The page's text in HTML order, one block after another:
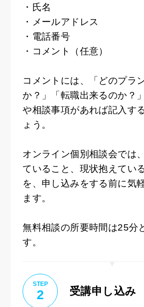
・氏名
・メールアドレス
・電話番号
・コメント（任意）
コメントには、「どのプラ
か？」「転職出来るのか？
や相談事項があれば記入す
ょう。
オンライン個別相談会では
ていること、現状抱えてい
を、申し込みをする前に気
ます。
無料相談の所要時間は25分
す。
STEP
2 受講申し込み